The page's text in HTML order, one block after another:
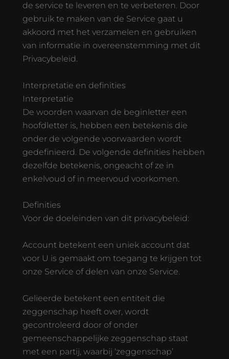
de service te leveren en te verbeteren. Door
gebruik te maken van de Service gaat u
akkoord met het verzamelen en gebruiken
van informatie in overeenstemming met dit
Privacybeleid.
Interpretatie en definities
Interpretatie
De woorden waarvan de beginletter een
hoofdletter is, hebben een betekenis die
onder de volgende voorwaarden wordt
gedefinieerd. De volgende definities hebben
dezelfde betekenis, ongeacht of ze in
enkelvoud of in meervoud voorkomen.
Definities
Voor de doeleinden van dit privacybeleid:
Account betekent een uniek account dat
voor U is gemaakt om toegang te krijgen tot
onze Service of delen van onze Service.
Gelieerde betekent een entiteit die
zeggenschap heeft over, wordt
gecontroleerd door of onder
gemeenschappelijke zeggenschap staat
met een partij, waarbij ‘zeggenschap’